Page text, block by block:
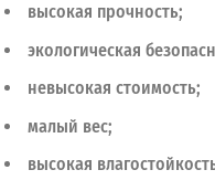
высокая прочность;
экологическая
невысокая стоимость;
малый вес;
высокая